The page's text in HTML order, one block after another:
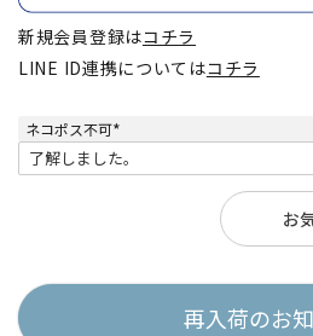
新規会員登録はコチラ
LINE ID連携についてはコチラ
ネコポス不可
(
必
須
お
再入荷のお